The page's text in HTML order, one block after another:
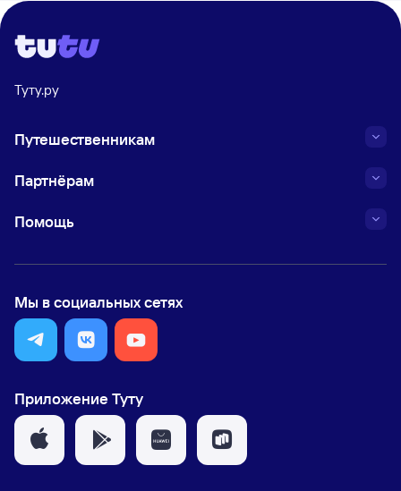
Туту.ру
Путешественникам
Партнёрам
Помощь
Мы в социальных сетях
Приложение Туту